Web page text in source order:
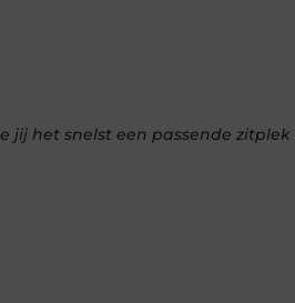
jij het snelst een passende